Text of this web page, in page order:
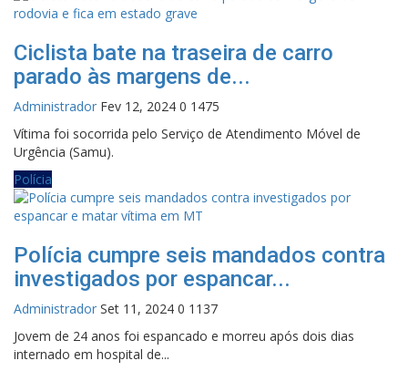
Ciclista bate na traseira de carro
parado às margens de...
Administrador Fev 12, 2024 0 1475
Vítima foi socorrida pelo Serviço de Atendimento Móvel de
Urgência (Samu).
Polícia
Polícia cumpre seis mandados contra
investigados por espancar...
Administrador Set 11, 2024 0 1137
Jovem de 24 anos foi espancado e morreu após dois dias
internado em hospital de...